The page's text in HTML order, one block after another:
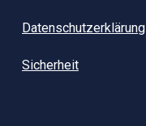
Datenschutzerklärung
Sicherheit